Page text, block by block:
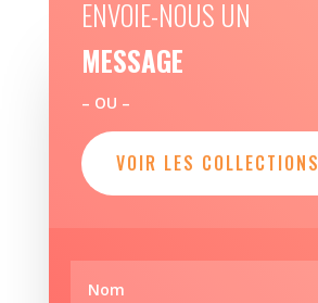
ENVOIE-NOUS UN
MESSAGE
– OU –
VOIR LES COLLECTIONS